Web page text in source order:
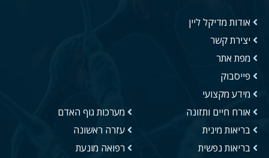
אודות מדיקל ליין
יצירת קשר
מפת אתר
פייסבוק
מידע מקצועי
אורח חיים ותזונה
בריאות מינית
בריאות נפשית
מערכות גוף האדם
עזרה ראשונה
רפואה מונעת